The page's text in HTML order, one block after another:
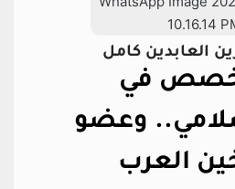
العابدين كامل
في
وعضو
العرب